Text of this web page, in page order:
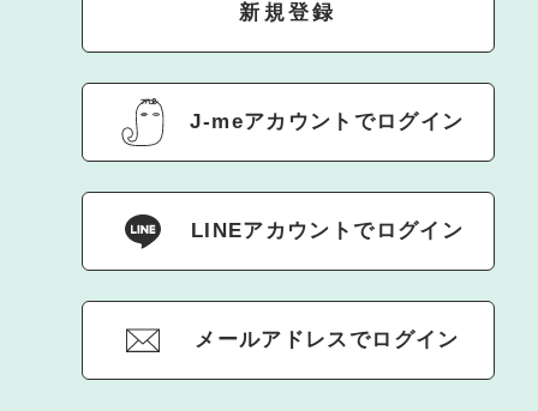
新規登録
J-meアカウントでログイン
LINEアカウントでログイン
メールアドレスでログイン